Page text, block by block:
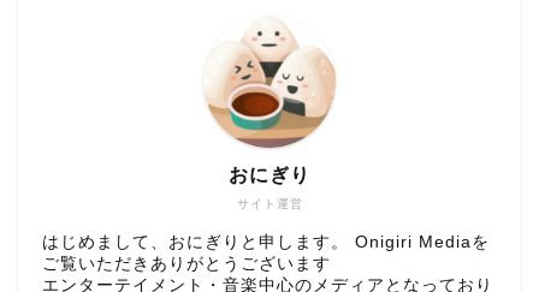
サイト運営
おにぎり
はじめまして、おにぎりと申します。 Onigiri Mediaを
ご覧いただきありがとうございます
エンターテイメント・音楽中心のメディアとなっており